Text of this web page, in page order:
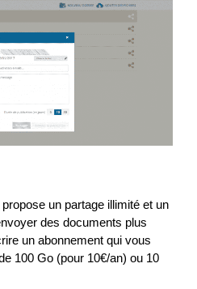
un partage illimité et un
des documents plus
un abonnement qui vous
100 Go (pour 10€/an) ou 10